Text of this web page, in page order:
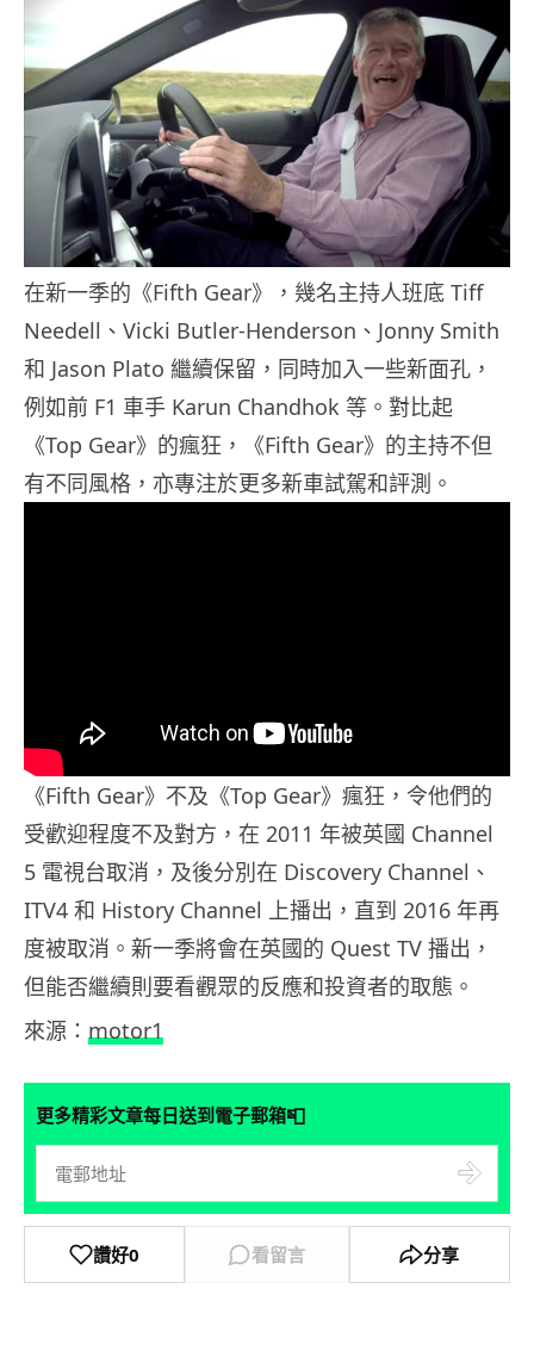
在新一季的《Fifth Gear》，幾名主持人班底 Tiff
Needell、Vicki Butler-Henderson、Jonny Smith
和 Jason Plato 繼續保留，同時加入一些新面孔，
例如前 F1 車手 Karun Chandhok 等。對比起
《Top Gear》的瘋狂，《Fifth Gear》的主持不但
有不同風格，亦專注於更多新車試駕和評測。
《Fifth Gear》不及《Top Gear》瘋狂，令他們的
受歡迎程度不及對方，在 2011 年被英國 Channel
5 電視台取消，及後分別在 Discovery Channel、
ITV4 和 History Channel 上播出，直到 2016 年再
度被取消。新一季將會在英國的 Quest TV 播出，
但能否繼續則要看觀眾的反應和投資者的取態。
來源： motor1
更多精彩文章每日送到電子郵箱📮
讚好0 看留言 分享